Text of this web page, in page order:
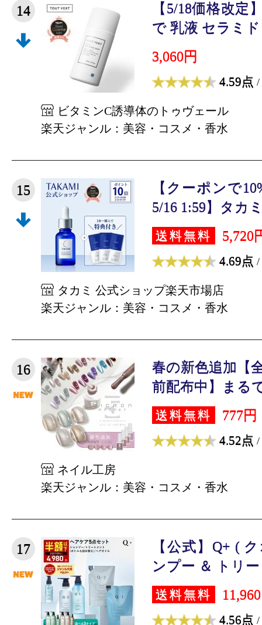
14
【5/18価格改定
で 乳液 セラミ
3,060円
4.59点 /
ビタミンC誘導体のトゥヴェール
楽天ジャンル：美容・コスメ・香水
15
【クーポンで
5/16 1:59】タカ
送料無料 5,720
4.69点 /
タカミ 公式ショップ楽天市場店
楽天ジャンル：美容・コスメ・香水
16
春の新色追加【
前配布中】まる
送料無料 777円
4.52点 /
ネイル工房
楽天ジャンル：美容・コスメ・香水
17
【公式】Q+ (
ンプー ＆ トリ
送料無料
4.56点 /